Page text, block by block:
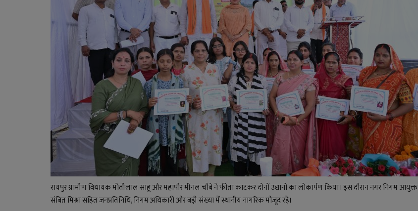
रायपुर ग्रामीण विधायक मोतीलाल साहू और महापौर मीनल चौबे ने फीता काटकर दोनों उद्यानों का लोकार्पण किया। इस दौरान नगर निगम आयुक्त
संबित मिश्रा सहित जनप्रतिनिधि, निगम अधिकारी और बड़ी संख्या में स्थानीय नागरिक मौजूद रहे।